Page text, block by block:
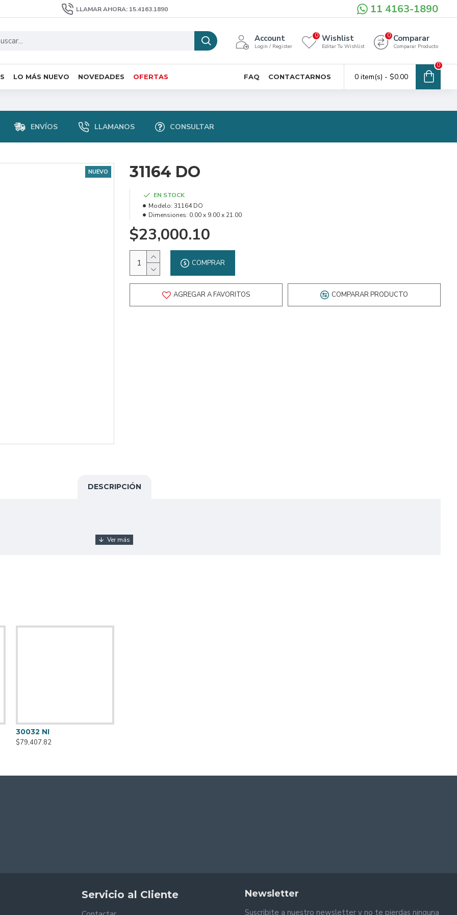
LLAMAR AHORA: 15.4163.1890 11 4163-1890
Account
Login / Register
Wishlist
Editar Tu Wishlist
0 Comparar
Comparar Producto
0
LO MÁS NUEVO NOVEDADES OFERTAS FAQ CONTACTARNOS 0 item(s) - $0.00
0
ENVÍOS LLAMANOS CONSULTAR
NUEVO 31164 DO
EN STOCK
Modelo: 31164 DO
Dimensiones: 0.00 x 9.00 x 21.00
$23,000.10
COMPRAR
AGREGAR A FAVORITOS COMPARAR PRODUCTO
DESCRIPCIÓN
30032 NI
$79,407.82
Servicio al Cliente Newsletter
Suscribite a nuestro newsletter y no te pierdas ninguna